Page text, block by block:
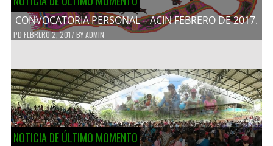
CONVOCATORIA PERSONAL – ACIN FEBRERO DE 2017.
PD FEBRERO 2, 2017 BYADMIN
NOTICIA DE ÚLTIMO MOMENTO